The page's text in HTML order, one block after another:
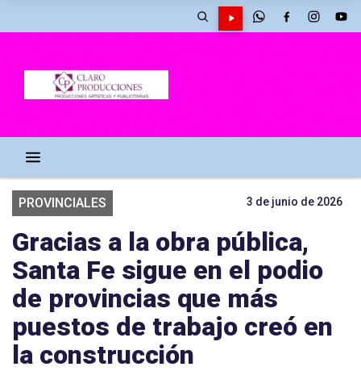
PROVINCIALES 3 de junio de 2026
Gracias a la obra pública,
Santa Fe sigue en el podio
de provincias que más
puestos de trabajo creó en
la construcción